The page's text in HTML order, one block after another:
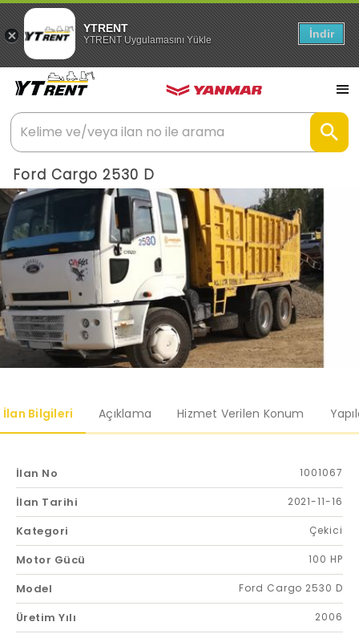
YTRENT
YTRENT Uygulamasını Yükle İndir
Ford Cargo 2530 D
İlan Bilgileri Açıklama Hizmet Verilen Konum
İlan No 1001067
İlan Tarihi 2021-11-16
Kategori Çekici
Motor Gücü 100 HP
Model Ford Cargo 2530 D
Üretim Yılı 2006